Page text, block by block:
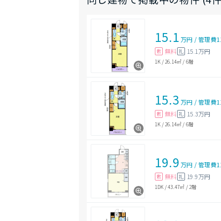
15.1 万円 /管理費
敷 無料 礼 15.1万円
1K / 26.14㎡ / 6階
15.3 万円 /管理費
敷 無料 礼 15.3万円
1K / 26.14㎡ / 6階
19.9 万円 /管理費
敷 無料 礼 19.9万円
1DK /43.47㎡ / 2階